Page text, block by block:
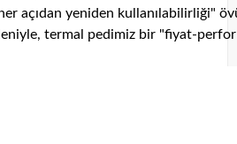
açıdan yeniden kullanılabilirliği"
termal pedimiz bir "fiyat-